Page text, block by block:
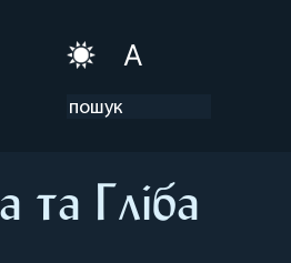
A
та Гліба